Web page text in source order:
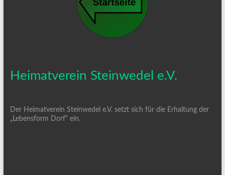
Heimatverein Steinwedel e.V.
Der Heimatverein Steinwedel e.V. setzt sich für die Erhaltung der
„Lebensform Dorf“ ein.